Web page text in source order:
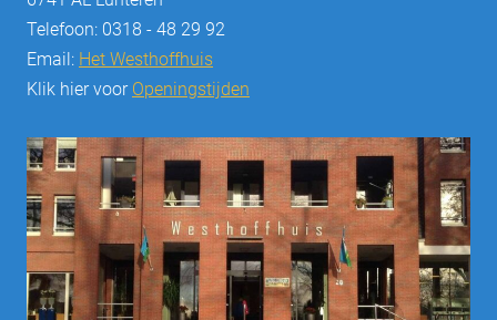
Telefoon: 0318 - 48 29 92
Email: Het Westhoffhuis
Klik hier voor Openingstijden